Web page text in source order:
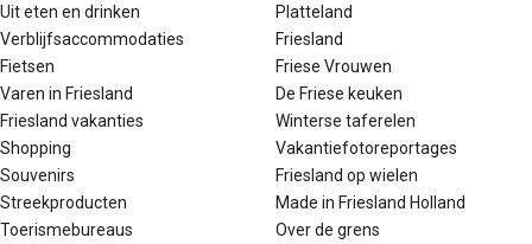
Uit eten en drinken
Verblijfsaccommodaties
Fietsen
Varen in Friesland
Friesland vakanties
Shopping
Souvenirs
Streekproducten
Toerismebureaus
Platteland
Friesland
Friese Vrouwen
De Friese keuken
Winterse taferelen
Vakantiefotoreportages
Friesland op wielen
Made in Friesland Holland
Over de grens